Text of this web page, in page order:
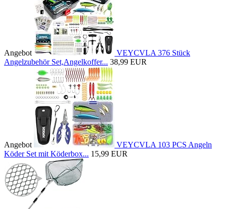
Angebot
VEYCVLA 376 Stück
Angelzubehör Set,Angelkoffer... 38,99 EUR
Angebot
VEYCVLA 103 PCS Angeln
Köder Set mit Köderbox... 15,99 EUR